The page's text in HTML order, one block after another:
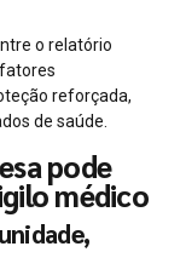
o relatório
reforçada,
de saúde.
pode
médico